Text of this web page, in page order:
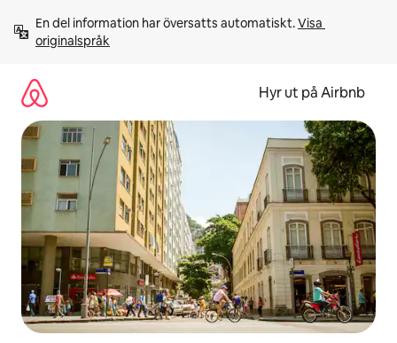
innehåll
En del information har översatts automatiskt. Visa
originalspråk
Hyr ut på Airbnb